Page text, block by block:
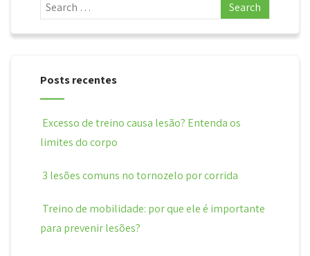
Posts recentes
Excesso de treino causa lesão? Entenda os
limites do corpo
3 lesões comuns no tornozelo por corrida
Treino de mobilidade: por que ele é importante
para prevenir lesões?